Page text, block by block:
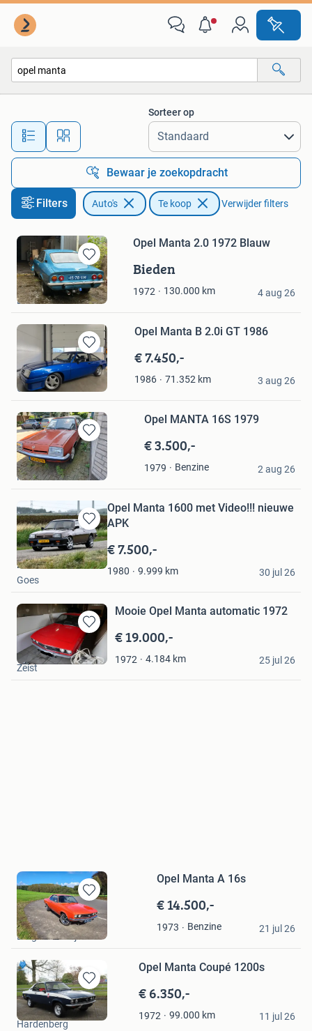
Alle afstanden…
Sorteer op
Bewaar je zoekopdracht
Filters Auto's Te koop Verwijder filters
Bewaren
in
Mijn
Favorieten
Opel Manta 2.0 1972 Blauw
Bieden
1972 130.000 km
Serge
Den Dolder
4 aug 26
Bewaren
in
Mijn
Favorieten
Opel Manta B 2.0i GT 1986
€ 7.450,-
1986 71.352 km
Dave
Chaam
3 aug 26
Bewaren
in
Mijn
Favorieten
Opel MANTA 16S 1979
€ 3.500,-
1979 Benzine
Mart
Heeten
2 aug 26
Bewaren
in
Mijn
Favorieten
Opel Manta 1600 met Video!!! nieuwe
APK
€ 7.500,-
1980 9.999 km
Reinaldo
Goes
30 jul 26
Bewaren
in
Mijn
Mooie Opel Manta automatic 1972
€ 19.000,-
1972 4.184 km
Johan3701
Zeist
25 jul 26
Bewaren
in
Mijn
Favorieten
Opel Manta A 16s
€ 14.500,-
1973 Benzine
Geijs
Berg en Terblijt
21 jul 26
Bewaren
in
Mijn
Opel Manta Coupé 1200s
€ 6.350,-
1972 99.000 km
Wolfauto
Hardenberg
11 jul 26